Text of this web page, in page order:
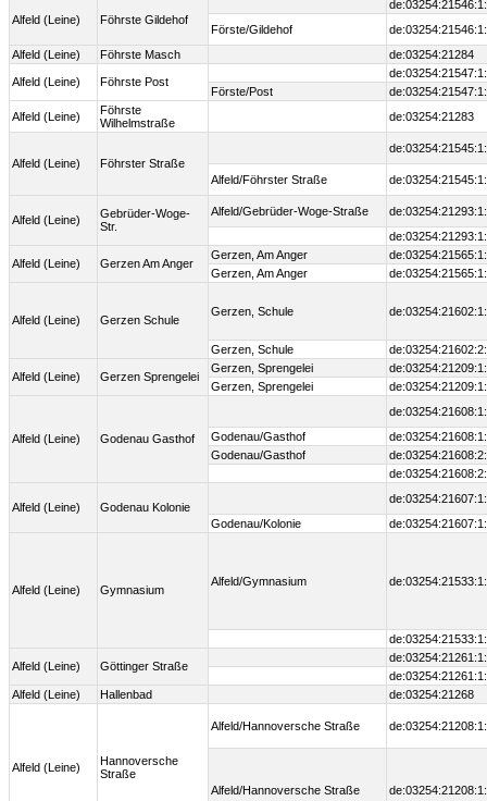
Alfeld (Leine) Föhrste Gildehof
Förste/Gildehof
Alfeld (Leine)
Föhrste Masch de:03254:21284
Alfeld (Leine) Föhrste Post
Förste/Post
Alfeld (Leine)
Föhrste
Wilhelmstraße
de:03254:21283
Alfeld (Leine) Föhrster Straße
Alfeld/Föhrster Straße
Alfeld (Leine)
Gebrüder-Woge-
Str.
Alfeld/Gebrüder-Woge-Straße
Alfeld (Leine) Gerzen Am Anger
Gerzen, Am Anger
Gerzen, Am Anger
Alfeld (Leine) Gerzen Schule
Gerzen, Schule
Gerzen, Schule
Alfeld (Leine) Gerzen Sprengelei
Gerzen, Sprengelei
Gerzen, Sprengelei
Alfeld (Leine) Godenau Gasthof
Godenau/Gasthof
Godenau/Gasthof
Alfeld (Leine) Godenau Kolonie
Godenau/Kolonie
Alfeld (Leine) Gymnasium
Alfeld/Gymnasium
Alfeld (Leine) Göttinger Straße
Alfeld (Leine)
Hallenbad de:03254:21268
Alfeld (Leine)
Hannoversche
Straße
Alfeld/Hannoversche Straße
Alfeld/Hannoversche Straße